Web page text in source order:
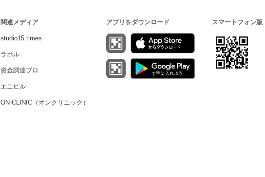
関連メディア
studio15 times
ラボル
資金調達プロ
エニピル
ON-CLINIC（オンクリニック）
アプリをダウンロード スマートフォン版